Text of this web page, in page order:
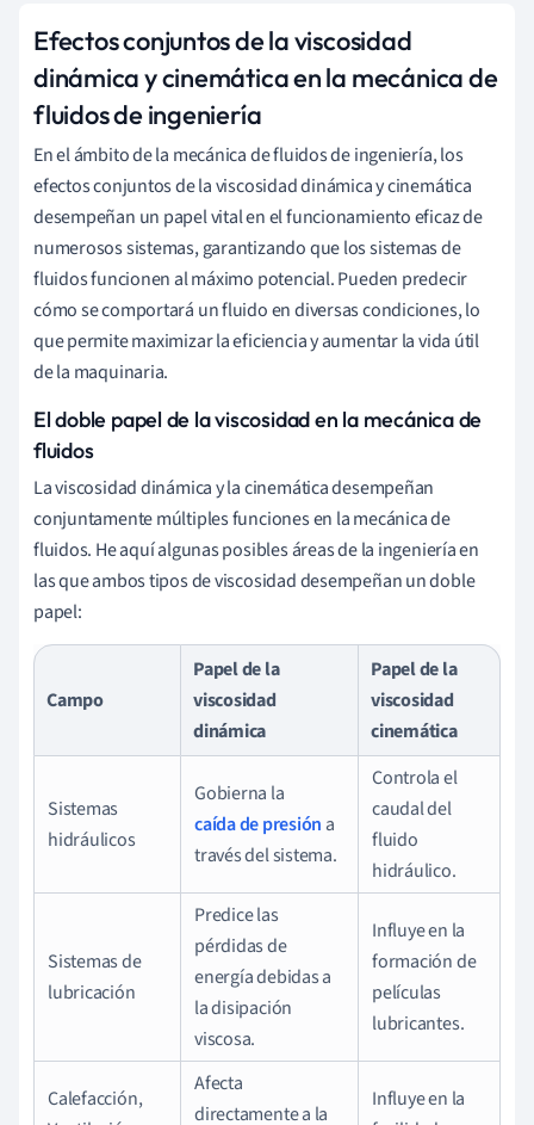
Efectos conjuntos de la viscosidad
dinámica y cinemática en la mecánica de
fluidos de ingeniería
En el ámbito de la mecánica de fluidos de ingeniería, los
efectos conjuntos de la viscosidad dinámica y cinemática
desempeñan un papel vital en el funcionamiento eficaz de
numerosos sistemas, garantizando que los sistemas de
fluidos funcionen al máximo potencial. Pueden predecir
cómo se comportará un fluido en diversas condiciones, lo
que permite maximizar la eficiencia y aumentar la vida útil
de la maquinaria.
El doble papel de la viscosidad en la mecánica de
fluidos
La viscosidad dinámica y la cinemática desempeñan
conjuntamente múltiples funciones en la mecánica de
fluidos. He aquí algunas posibles áreas de la ingeniería en
las que ambos tipos de viscosidad desempeñan un doble
papel:
Campo
Papel de la
viscosidad
dinámica
Papel de la
viscosidad
cinemática
Sistemas
hidráulicos
Gobierna la
caída de presión a
través del sistema.
Controla el
caudal del
fluido
hidráulico.
Sistemas de
lubricación
Predice las
pérdidas de
energía debidas a
la disipación
viscosa.
Influye en la
formación de
películas
lubricantes.
Calefacción,
Afecta
directamente a la
Influye en la